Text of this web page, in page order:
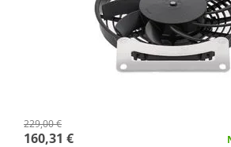
229,00 €
160,31 €